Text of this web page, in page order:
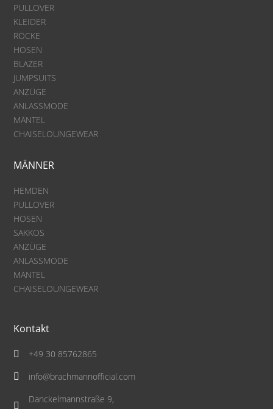
PULLOVER
KLEIDER
RÖCKE
HOSEN
BLAZER
JUMPSUITS
ANZÜGE
ANLASSMODE
MÄNTEL
CHAISELOUNGEWEAR
MÄNNER
HEMDEN
PULLOVER
HOSEN
SAKKOS
ANZÜGE
ANLASSMODE
MÄNTEL
CHAISELOUNGEWEAR
Kontakt
 +49 30 85762865
 info@brachmannofficial.com

Danckelmannstraße 9,